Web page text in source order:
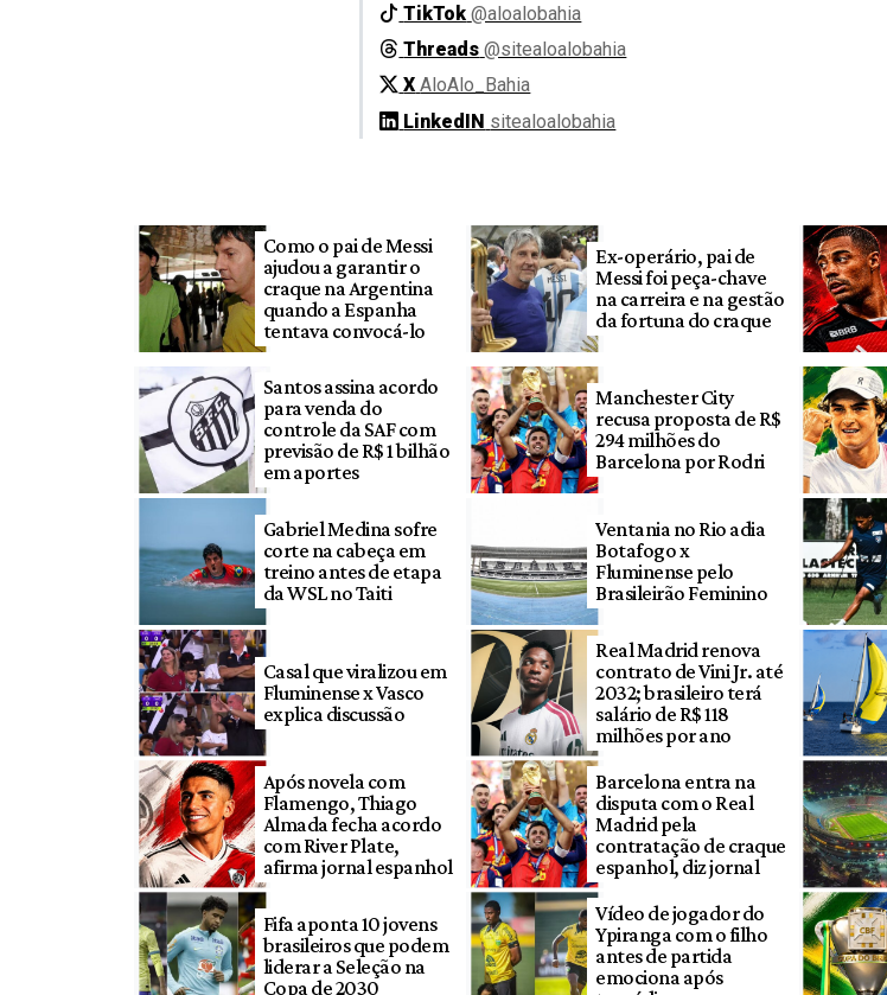
TikTok @aloalobahia
Threads @sitealoalobahia
X AloAlo_Bahia
LinkedIN sitealoalobahia
Como o pai de Messi
ajudou a garantir o
craque na Argentina
quando a Espanha
tentava convocá-lo
Ex-operário, pai de
Messi foi peça-chave
na carreira e na gestão
da fortuna do craque
Santos assina acordo
para venda do
controle da SAF com
previsão de R$ 1 bilhão
em aportes
Manchester City
recusa proposta de R$
294 milhões do
Barcelona por Rodri
Gabriel Medina sofre
corte na cabeça em
treino antes de etapa
da WSL no Taiti
Ventania no Rio adia
Botafogo x
Fluminense pelo
Brasileirão Feminino
Casal que viralizou em
Fluminense x Vasco
explica discussão
Real Madrid renova
contrato de Vini Jr. até
2032; brasileiro terá
salário de R$ 118
milhões por ano
Após novela com
Flamengo, Thiago
Almada fecha acordo
com River Plate,
afirma jornal espanhol
Barcelona entra na
disputa com o Real
Madrid pela
contratação de craque
espanhol, diz jornal
Fifa aponta 10 jovens
brasileiros que podem
liderar a Seleção na
Copa de 2030
Vídeo de jogador do
Ypiranga com o filho
antes de partida
emociona após